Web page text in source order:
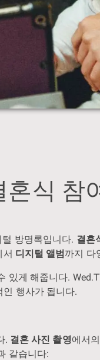
식 참
방명록입니다. 결혼
서 디지털 앨범까지 다
있게 해줍니다.
행사가 됩니다.
. 결혼 사진 촬영에서
같습니다: